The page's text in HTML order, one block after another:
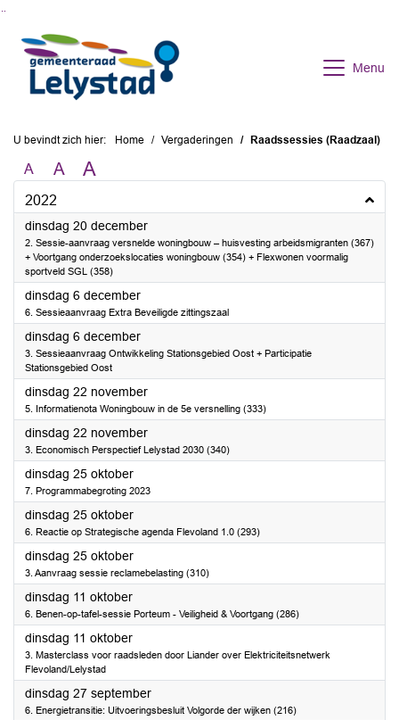
Menu
U bevindt zich hier: Home Vergaderingen Raadssessies (Raadzaal)
A A A
2022
dinsdag 20 december2022
2. Sessie-aanvraag versnelde woningbouw – huisvesting arbeidsmigranten (367)
+ Voortgang onderzoekslocaties woningbouw (354) + Flexwonen voormalig
sportveld SGL (358)
dinsdag 6 december2022
6. Sessieaanvraag Extra Beveiligde zittingszaal
dinsdag 6 december2022
3. Sessieaanvraag Ontwikkeling Stationsgebied Oost + Participatie
Stationsgebied Oost
dinsdag 22 november2022
5. Informatienota Woningbouw in de 5e versnelling (333)
dinsdag 22 november2022
3. Economisch Perspectief Lelystad 2030 (340)
dinsdag 25 oktober2022
7. Programmabegroting 2023
dinsdag 25 oktober2022
6. Reactie op Strategische agenda Flevoland 1.0 (293)
dinsdag 25 oktober2022
3. Aanvraag sessie reclamebelasting (310)
dinsdag 11 oktober2022
6. Benen-op-tafel-sessie Porteum - Veiligheid & Voortgang (286)
dinsdag 11 oktober2022
3. Masterclass voor raadsleden door Liander over Elektriciteitsnetwerk
Flevoland/Lelystad
dinsdag 27 september2022
6. Energietransitie: Uitvoeringsbesluit Volgorde der wijken (216)